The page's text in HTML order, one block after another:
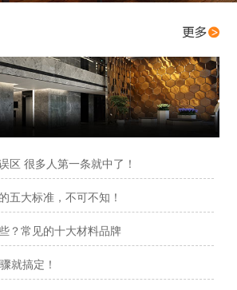
区 很多人第一条就中了！
五大标准，不可不知！
？常见的十大材料品牌
就搞定！